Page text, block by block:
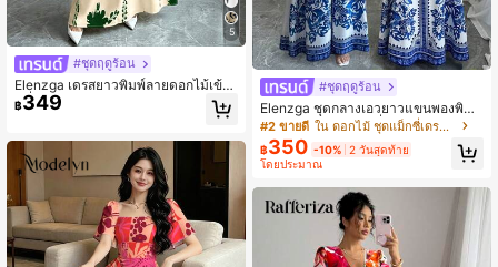
5
#ชุดฤดูร้อน
Elenzga เดรสยาวพิมพ์ลายดอกไม้เข้ารู
ปที่คอวี สำหรับผู้หญิง สำหรับฤดูใบไม้ผ
ลิ/ฤดูร้อน สง่างามสำหรับฤดูใบไม้ผลิ/ฤ
คอนเสิร์ต เครื่องแต่งกายอย่างสง่างาม เ
ดรสราตรี เหมาะสำหรับทุกวัน เดินทางไ
ปทำงาน ฤดูเข้าพิธีวิวาห์/เทศกาลดนตรี
฿349
#ชุดฤดูร้อน
Elenzga ชุดกลางเอวยาวแขนพองพิมพ์
ลายดอกไม้ตำแหน่งที่ถักสีฟ้าและขาวแ
ฟชั่นใหม่หวาน สไตล์กลางตะวันออกที่
ควบคุมได้และมีความเรียบหรู
#2 ขายดี ใน ดอกไม้ ชุดแม็กซี่เดรสผู้หญิง
฿350 -10% 2 วันสุดท้าย
โดยประมาณ